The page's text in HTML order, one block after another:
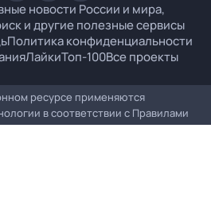
новости России и мира,
и другие полезные сервисы
Политика конфиденциальности
ЛайкиТоп-100Все проекты
ресурсе применяются
в соответствии с Правилами